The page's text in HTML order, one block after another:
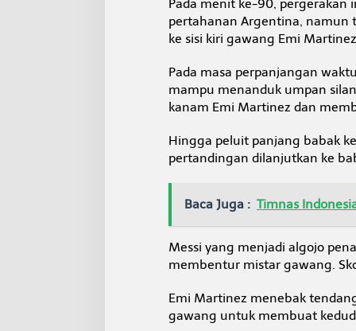
Pada menit ke-90, pergerakan
pertahanan Argentina, namun
ke sisi kiri gawang Emi
Pada masa perpanjangan
mampu menanduk umpan
kanam Emi Martinez dan
Hingga peluit panjang babak
pertandingan dilanjutkan ke
Baca Juga : Timnas
Messi yang menjadi algojo
membentur mistar gawang.
Emi Martinez menebak
gawang untuk membuat